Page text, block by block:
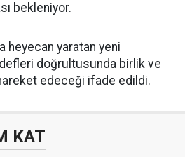
bekleniyor.
heyecan yaratan yeni
doğrultusunda birlik ve
edeceği ifade edildi.
KAT